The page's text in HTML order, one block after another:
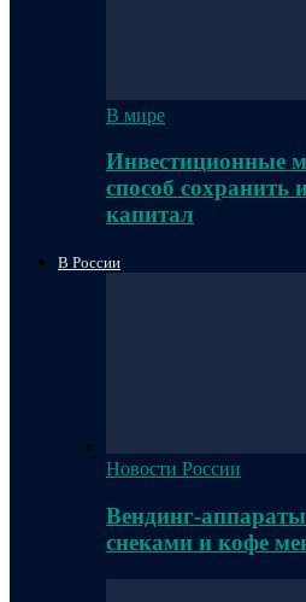
В мире
Инвестиционные
способ
капитал
В России
Новости России
Вендинг-
снеками и кофе